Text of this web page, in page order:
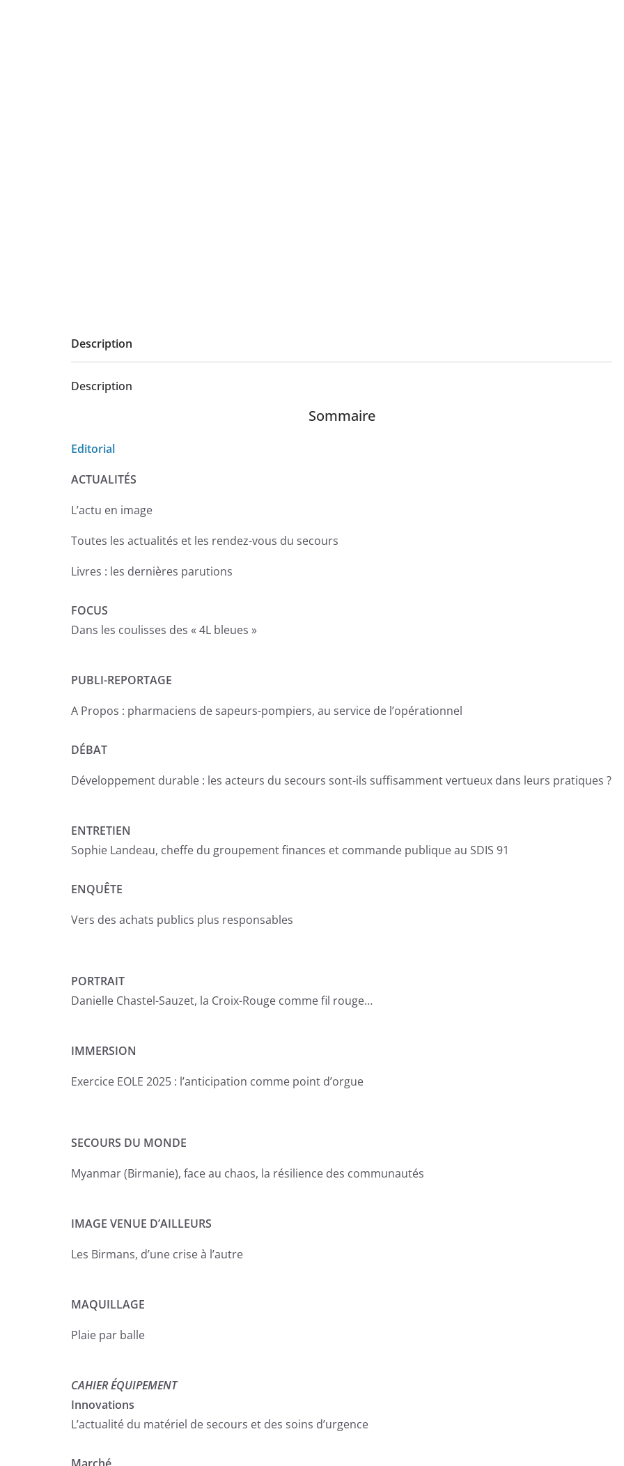
Description
Description
Sommaire
Editorial
ACTUALITÉS
L’actu en image
Toutes les actualités et les rendez-vous du secours
Livres : les dernières parutions
FOCUS
Dans les coulisses des « 4L bleues »
PUBLI-REPORTAGE
A Propos : pharmaciens de sapeurs-pompiers, au service de l’opérationnel
DÉBAT
Développement durable : les acteurs du secours sont-ils suffisamment vertueux dans leurs pratiques ?
ENTRETIEN
Sophie Landeau, cheffe du groupement finances et commande publique au SDIS 91
ENQUÊTE
Vers des achats publics plus responsables
PORTRAIT
Danielle Chastel-Sauzet, la Croix-Rouge comme fil rouge…
IMMERSION
Exercice EOLE 2025 : l’anticipation comme point d’orgue
SECOURS DU MONDE
Myanmar (Birmanie), face au chaos, la résilience des communautés
IMAGE VENUE D’AILLEURS
Les Birmans, d’une crise à l’autre
MAQUILLAGE
Plaie par balle
CAHIER ÉQUIPEMENT
Innovations
L’actualité du matériel de secours et des soins d’urgence